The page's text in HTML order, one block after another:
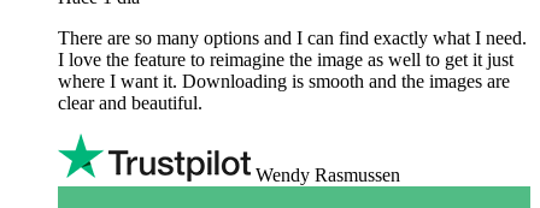
There are so many options and I can find exactly what I need.
I love the feature to reimagine the image as well to get it just
where I want it. Downloading is smooth and the images are
clear and beautiful.
Wendy Rasmussen